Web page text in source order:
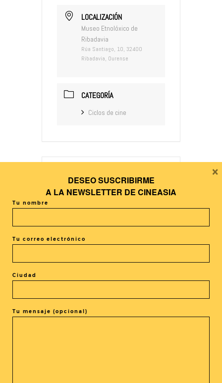
LOCALIZACIÓN
Museo Etnolóxico de
Ribadavia
Rúa Santiago, 10, 32400
Ribadavia, Ourense
CATEGORÍA
Ciclos de cine
+ Añadir Google Calendar
El evento está terminado.
DESEO SUSCRIBIRME
A LA NEWSLETTER DE CINEASIA
Tu nombre
Tu correo electrónico
Ciudad
Tu mensaje (opcional)
×